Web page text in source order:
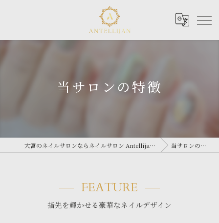
当サロンの特徴
大宮のネイルサロンならネイルサロン Antellijan 大宮 当サロンの特徴
指先を輝かせる豪華なネイルデザイン
FEATURE